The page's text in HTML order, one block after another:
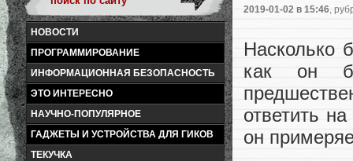
НОВОСТИ
ПРОГРАММИРОВАНИЕ
ИНФОРМАЦИОННАЯ БЕЗОПАСНОСТЬ
ЭТО ИНТЕРЕСНО
НАУЧНО-ПОПУЛЯРНОЕ
ГАДЖЕТЫ И УСТРОЙСТВА ДЛЯ ГИКОВ
ТЕКУЧКА
2019-01-02 в 15:46,
Насколько
как он
ответить
он